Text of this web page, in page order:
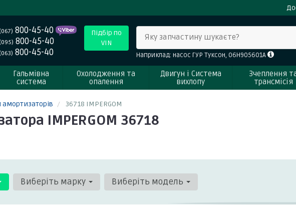
(067) 800-45-40
(095) 800-45-40
(063) 800-45-40
Підбір по
VIN
Яку запчастину шукаєте?
Наприклад: насос ГУР Туксон, 06H905601A
Гальмівна
система
Охолодження та
опалення
Двигун і Система
вихлопу
Зчеплення
трансмісія
36718 IMPERGOM
IMPERGOM 36718
Виберіть марку Виберіть модель